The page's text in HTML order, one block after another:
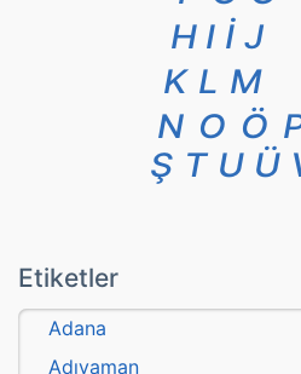
H I İ J
K L M
N O Ö
Ş T U Ü
Etiketler
Adana
Adıyaman